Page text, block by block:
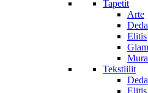
Tapetit
Arte
Elitis
Tekstiilit
Elitis